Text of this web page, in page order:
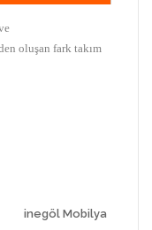
oluşan fark takım
inegöl Mobilya